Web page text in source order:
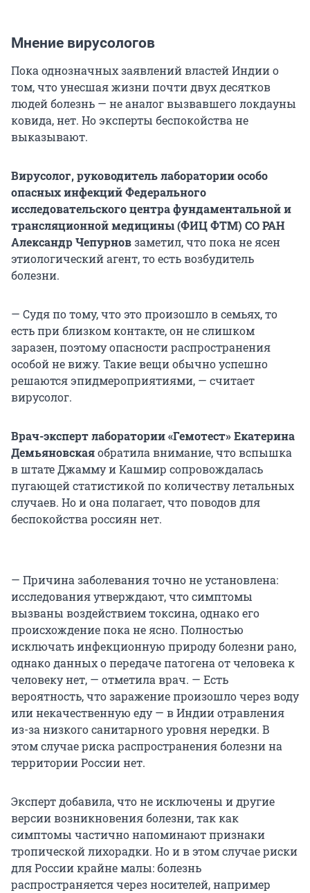
Мнение вирусологов
Пока однозначных заявлений властей Индии о
том, что унесшая жизни почти двух десятков
людей болезнь — не аналог вызвавшего локдауны
ковида, нет. Но эксперты беспокойства не
выказывают.
Вирусолог, руководитель лаборатории особо
опасных инфекций Федерального
исследовательского центра фундаментальной и
трансляционной медицины (ФИЦ ФТМ) СО РАН
Александр Чепурновзаметил, что пока не ясен
этиологический агент, то есть возбудитель
болезни.
— Судя по тому, что это произошло в семьях, то
есть при близком контакте, он не слишком
заразен, поэтому опасности распространения
особой не вижу. Такие вещи обычно успешно
решаются эпидмероприятиями, — считает
вирусолог.
Врач-эксперт лаборатории «Гемотест» Екатерина
Демьяновскаяобратила внимание, что вспышка
в штате Джамму и Кашмир сопровождалась
пугающей статистикой по количеству летальных
случаев. Но и она полагает, что поводов для
беспокойства россиян нет.
— Причина заболевания точно не установлена:
исследования утверждают, что симптомы
вызваны воздействием токсина, однако его
происхождение пока не ясно. Полностью
исключать инфекционную природу болезни рано,
однако данных о передаче патогена от человека к
человеку нет, — отметила врач. — Есть
вероятность, что заражение произошло через воду
или некачественную еду — в Индии отравления
из-за низкого санитарного уровня нередки. В
этом случае риска распространения болезни на
территории России нет.
Эксперт добавила, что не исключены и другие
версии возникновения болезни, так как
симптомы частично напоминают признаки
тропической лихорадки. Но и в этом случае риски
для России крайне малы: болезнь
распространяется через носителей, например